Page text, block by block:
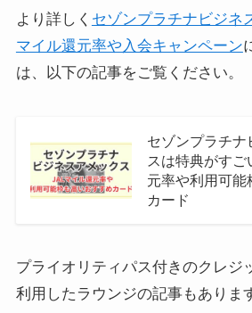
より詳しく セゾンプラチナビジネ
マイル還元率や入会キャンペーン
は、以下の記事をご覧ください。
セゾンプラチナ
スは特典がす
元率や利用可能
カード
プライオリティパス付きのクレジ
利用したラウンジの記事もありま